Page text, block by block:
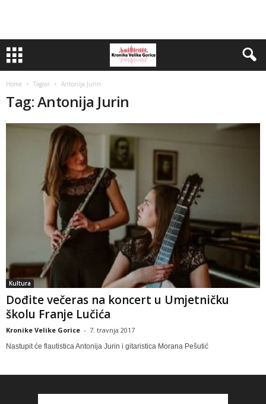
Home Tagovi Antonija Jurin
Tag: Antonija Jurin
Kultura
Dođite večeras na koncert u Umjetničku
školu Franje Lučića
Kronike Velike Gorice - 7. travnja 2017
Nastupit će flautistica Antonija Jurin i gitaristica Morana Pešutić